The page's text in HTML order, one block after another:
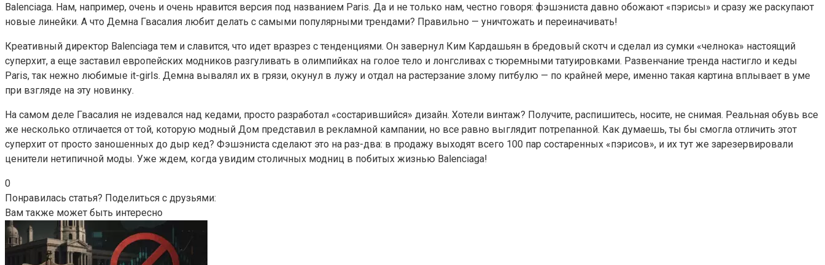
Balenciaga. Нам, например, очень и очень нравится версия под названием Paris. Да и не только нам, честно говоря: фэшэниста давно обожают «пэрисы» и сразу же раскупают
новые линейки. А что Демна Гвасалия любит делать с самыми популярными трендами? Правильно — уничтожать и переиначивать!
Креативный директор Balenciaga тем и славится, что идет вразрез с тенденциями. Он завернул Ким Кардашьян в бредовый скотч и сделал из сумки «челнока» настоящий
суперхит, а еще заставил европейских модников разгуливать в олимпийках на голое тело и лонгсливах с тюремными татуировками. Развенчание тренда настигло и кеды
Paris, так нежно любимые it-girls. Демна вывалял их в грязи, окунул в лужу и отдал на растерзание злому питбулю — по крайней мере, именно такая картина вплывает в уме
при взгляде на эту новинку.
На самом деле Гвасалия не издевался над кедами, просто разработал «состарившийся» дизайн. Хотели винтаж? Получите, распишитесь, носите, не снимая. Реальная обувь все
же несколько отличается от той, которую модный Дом представил в рекламной кампании, но все равно выглядит потрепанной. Как думаешь, ты бы смогла отличить этот
суперхит от просто заношенных до дыр кед? Фэшэниста сделают это на раз-два: в продажу выходят всего 100 пар состаренных «пэрисов», и их тут же зарезервировали
ценители нетипичной моды. Уже ждем, когда увидим столичных модниц в побитых жизнью Balenciaga!
0
Понравилась статья? Поделиться с друзьями:
Вам также может быть интересно